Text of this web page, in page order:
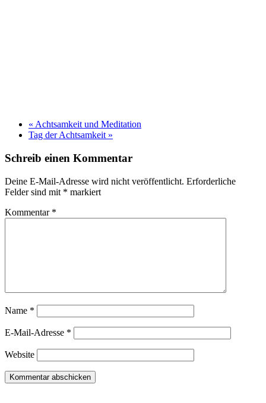
« Achtsamkeit und Meditation
Tag der Achtsamkeit »
Schreib einen Kommentar
Deine E-Mail-Adresse wird nicht veröffentlicht. Erforderliche
Felder sind mit * markiert
Kommentar *
Name *
E-Mail-Adresse *
Website